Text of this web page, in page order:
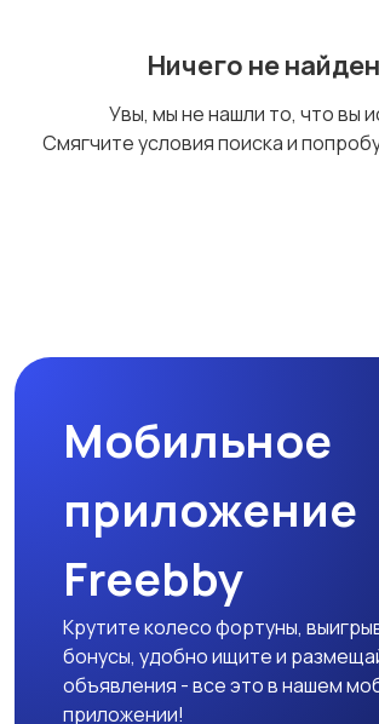
Ничего не
Увы, мы не нашли то, что вы
Смягчите условия поиска и
Мобильное
приложение
Freebby
Крутите колесо фортуны,
бонусы, удобно ищите и
объявления - все это в нашем
приложении!